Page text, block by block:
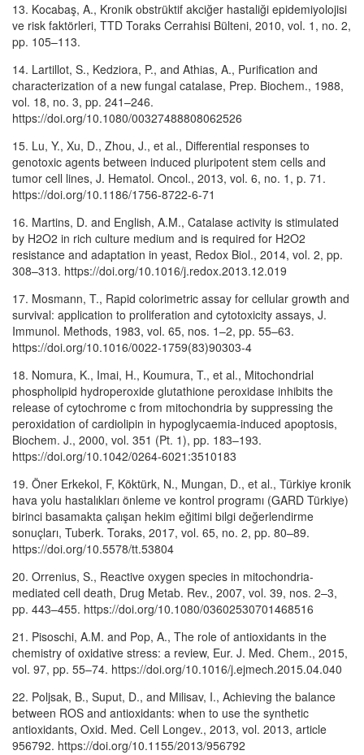
13. Kocabaş, A., Kronik obstrüktif akciğer hastaliği epidemiyolojisi
ve risk faktörleri, TTD Toraks Cerrahisi Bülteni, 2010, vol. 1, no. 2,
pp. 105–113.
14. Lartillot, S., Kedziora, P., and Athias, A., Purification and
characterization of a new fungal catalase, Prep. Biochem., 1988,
vol. 18, no. 3, pp. 241–246.
https://doi.org/10.1080/00327488808062526
15. Lu, Y., Xu, D., Zhou, J., et al., Differential responses to
genotoxic agents between induced pluripotent stem cells and
tumor cell lines, J. Hematol. Oncol., 2013, vol. 6, no. 1, p. 71.
https://doi.org/10.1186/1756-8722-6-71
16. Martins, D. and English, A.M., Catalase activity is stimulated
by H2O2 in rich culture medium and is required for H2O2
resistance and adaptation in yeast, Redox Biol., 2014, vol. 2, pp.
308–313. https://doi.org/10.1016/j.redox.2013.12.019
17. Mosmann, T., Rapid colorimetric assay for cellular growth and
survival: application to proliferation and cytotoxicity assays, J.
Immunol. Methods, 1983, vol. 65, nos. 1–2, pp. 55–63.
https://doi.org/10.1016/0022-1759(83)90303-4
18. Nomura, K., Imai, H., Koumura, T., et al., Mitochondrial
phospholipid hydroperoxide glutathione peroxidase inhibits the
release of cytochrome c from mitochondria by suppressing the
peroxidation of cardiolipin in hypoglycaemia-induced apoptosis,
Biochem. J., 2000, vol. 351 (Pt. 1), pp. 183–193.
https://doi.org/10.1042/0264-6021:3510183
19. Öner Erkekol, F, Köktürk, N., Mungan, D., et al., Türkiye kronik
hava yolu hastalıkları önleme ve kontrol programı (GARD Türkiye)
birinci basamakta çalışan hekim eğitimi bilgi değerlendirme
sonuçları, Tuberk. Toraks, 2017, vol. 65, no. 2, pp. 80–89.
https://doi.org/10.5578/tt.53804
20. Orrenius, S., Reactive oxygen species in mitochondria-
mediated cell death, Drug Metab. Rev., 2007, vol. 39, nos. 2–3,
pp. 443–455. https://doi.org/10.1080/03602530701468516
21. Pisoschi, A.M. and Pop, A., The role of antioxidants in the
chemistry of oxidative stress: a review, Eur. J. Med. Chem., 2015,
vol. 97, pp. 55–74. https://doi.org/10.1016/j.ejmech.2015.04.040
22. Poljsak, B., Suput, D., and Milisav, I., Achieving the balance
between ROS and antioxidants: when to use the synthetic
antioxidants, Oxid. Med. Cell Longev., 2013, vol. 2013, article
956792. https://doi.org/10.1155/2013/956792